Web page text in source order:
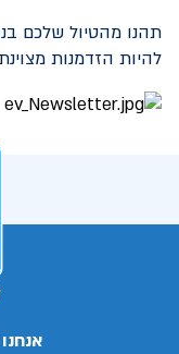
תהנו מהטיול שלכם
להיות הזדמנות